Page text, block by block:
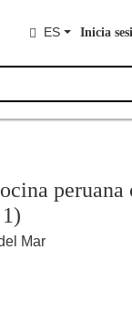
ES Inicia
peruana
Mar